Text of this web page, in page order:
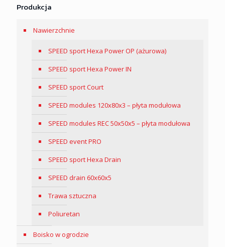
Produkcja
Nawierzchnie
SPEED sport Hexa Power OP (ażurowa)
SPEED sport Hexa Power IN
SPEED sport Court
SPEED modules 120x80x3 – płyta modułowa
SPEED modules REC 50x50x5 – płyta modułowa
SPEED event PRO
SPEED sport Hexa Drain
SPEED drain 60x60x5
Trawa sztuczna
Poliuretan
Boisko w ogrodzie